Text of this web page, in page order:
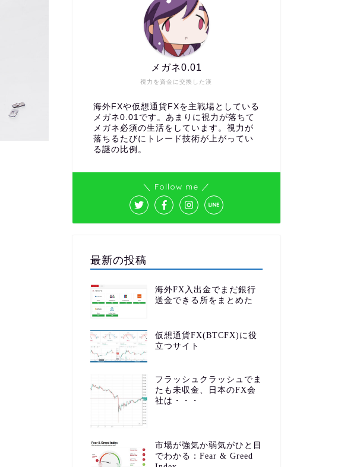
視力を資金に交換した漢
メガネ0.01
海外FXや仮想通貨FXを主戦場としている
メガネ0.01です。あまりに視力が落ちて
メガネ必須の生活をしています。視力が
落ちるたびにトレード技術が上がってい
る謎の比例。
＼ Follow me ／
最新の投稿
海外FX入出金でまだ銀行
送金できる所をまとめた
仮想通貨FX(BTCFX)に役
立つサイト
フラッシュクラッシュでま
たも未収金、日本のFX会
社は・・・
市場が強気か弱気がひと目
でわかる：Fear & Greed